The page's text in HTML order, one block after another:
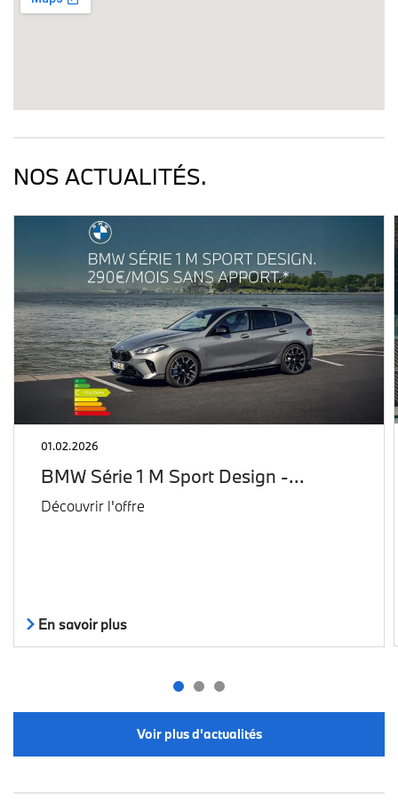
NOS ACTUALITÉS.
01.02.2026
BMW Série 1 M Sport Design -…
Découvrir l'offre
En savoir plus
Voir plus d'actualités